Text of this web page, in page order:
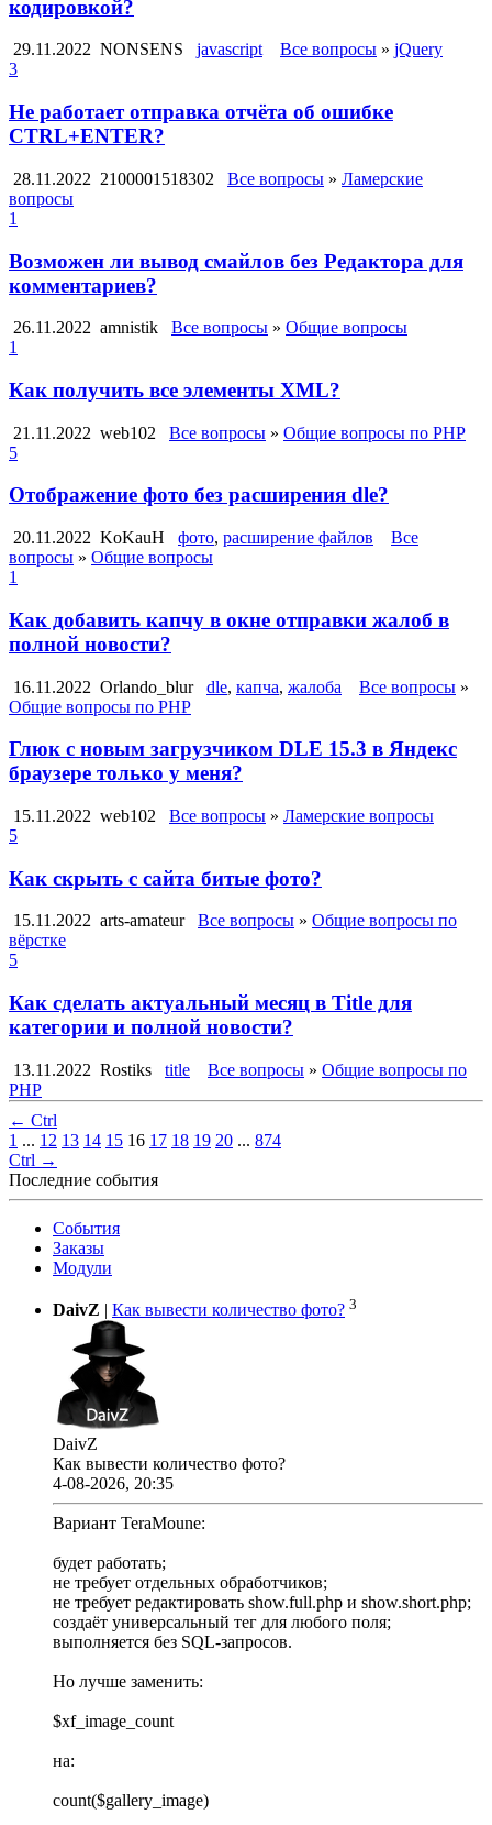
кодировкой?
29.11.2022 NONSENS javascript Все вопросы » jQuery
3
Не работает отправка отчёта об ошибке
CTRL+ENTER?
28.11.2022 2100001518302 Все вопросы » Ламерские
вопросы
1
Возможен ли вывод смайлов без Редактора для
комментариев?
26.11.2022 amnistik Все вопросы » Общие вопросы
1
Как получить все элементы XML?
21.11.2022 web102 Все вопросы » Общие вопросы по PHP
5
Отображение фото без расширения dle?
20.11.2022 KoKauH фото, расширение файлов
Все
вопросы » Общие вопросы
1
Как добавить капчу в окне отправки жалоб в
полной новости?
16.11.2022 Orlando_blur dle, капча, жалоба Все вопросы »
Общие вопросы по PHP
Глюк с новым загрузчиком DLE 15.3 в Яндекс
браузере только у меня?
15.11.2022 web102 Все вопросы » Ламерские вопросы
5
Как скрыть с сайта битые фото?
15.11.2022 arts-amateur Все вопросы » Общие вопросы по
вёрстке
5
Как сделать актуальный месяц в Title для
категории и полной новости?
13.11.2022 Rostiks title Все вопросы » Общие вопросы по
PHP
← Ctrl
1 ... 12 13 14 15 16 17 18 19 20 ... 874
Ctrl →
Последние события
События
Заказы
Модули
DaivZ | Как вывести количество фото? 3
DaivZ
Как вывести количество фото?
4-08-2026, 20:35
Вариант TeraMoune:
будет работать;
не требует отдельных обработчиков;
не требует редактировать show.full.php и show.short.php;
создаёт универсальный тег для любого поля;
выполняется без SQL-запросов.
Но лучше заменить:
$xf_image_count
на:
count($gallery_image)